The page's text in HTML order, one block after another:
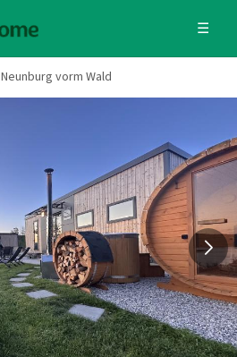
☰
Neunburg vorm Wald